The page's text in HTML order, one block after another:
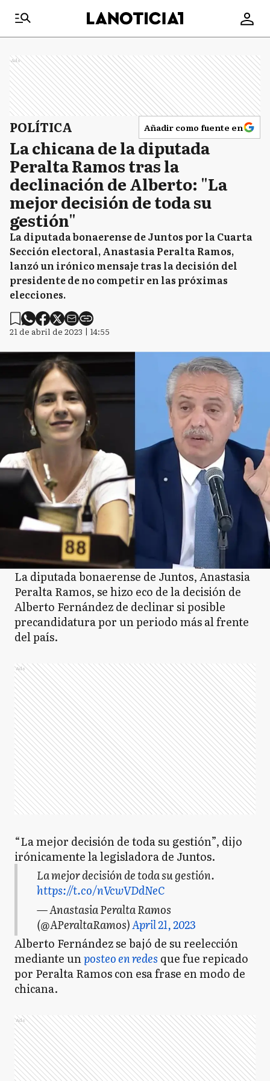
Ads
POLÍTICA Añadir como fuente en
La chicana de la diputada
Peralta Ramos tras la
declinación de Alberto: "La
mejor decisión de toda su
gestión"
La diputada bonaerense de Juntos por la Cuarta
Sección electoral, Anastasia Peralta Ramos,
lanzó un irónico mensaje tras la decisión del
presidente de no competir en las próximas
elecciones.
21 de abril de 2023 | 14:55
La diputada bonaerense de Juntos, Anastasia
Peralta Ramos, se hizo eco de la decisión de
Alberto Fernández de declinar si posible
precandidatura por un periodo más al frente
del país.
Ads
“La mejor decisión de toda su gestión”, dijo
irónicamente la legisladora de Juntos.
La mejor decisión de toda su gestión.
https://t.co/nVcwVDdNeC
— Anastasia Peralta Ramos
(@APeraltaRamos)April 21, 2023
Alberto Fernández se bajó de su reelección
mediante unposteo en redes que fue repicado
por Peralta Ramos con esa frase en modo de
chicana.
Ads